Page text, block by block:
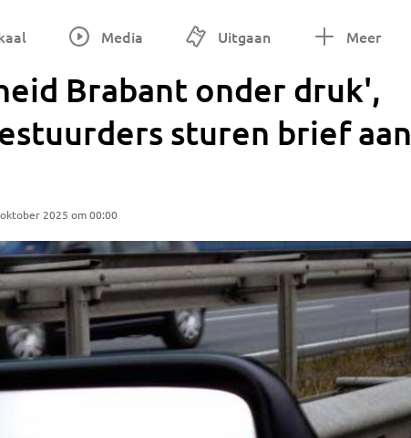
Media Uitgaan Meer
Brabant onder druk',
sturen brief aan
2025 om 00:00